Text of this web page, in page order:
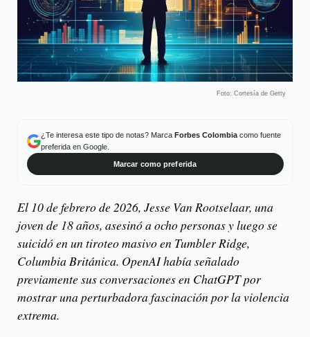
Foto: Cortesía de Getty
¿Te interesa este tipo de notas? Marca Forbes Colombiacomo fuente
preferida en Google.
Marcar como preferida
El 10 de febrero de 2026, Jesse Van Rootselaar, una
joven de 18 años, asesinó a ocho personas y luego se
suicidó en un tiroteo masivo en Tumbler Ridge,
Columbia Británica. OpenAI había señalado
previamente sus conversaciones en ChatGPT por
mostrar una perturbadora fascinación por la violencia
extrema.